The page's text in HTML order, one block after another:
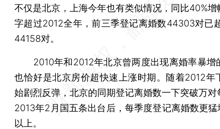
不仅是北京，上海今年也有类似情况，同比40%增
字超过2012全年，前三季登记离婚数44303对已
44158对。
2010年和2012年北京曾两度出现离婚率暴增
也恰好是北京房价超快速上涨时期。随着2012年
始剧烈反弹，北京的同期登记离婚数一下突破万对
2013年2月国五条出台后，每季度登记离婚数更
以上。